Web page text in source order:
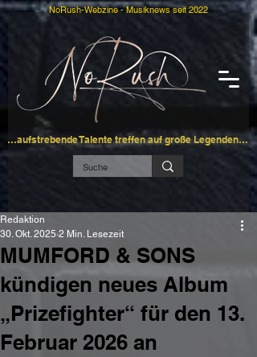
…aufstrebende Talente treffen auf große Legenden…
NoRush-Webzine - Musiknews seit 2022
MUMFORD & SONS
kündigen neues Album
„Prizefighter“ für den 13.
Februar 2026 an
Redaktion
30. Okt. 2025 2 Min. Lesezeit